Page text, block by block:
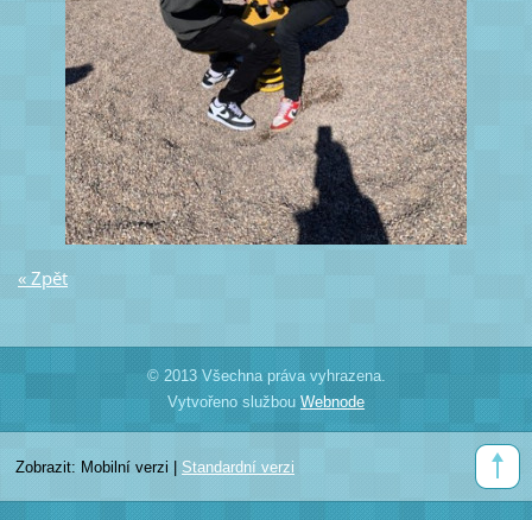
« Zpět
© 2013 Všechna práva vyhrazena.
Vytvořeno službou Webnode
Zobrazit: Mobilní verzi Standardní verzi